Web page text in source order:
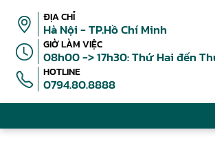
ĐỊA CHỈ
Hà Nội - TP.Hồ Chí Minh
GIỜ LÀM VIỆC
08h00 -> 17h30: Thứ Hai đến
HOTLINE
0794.80.8888